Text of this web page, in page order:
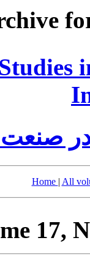
Home | All
17,